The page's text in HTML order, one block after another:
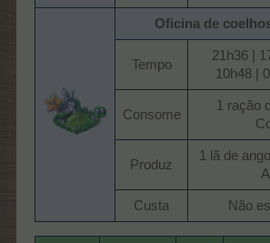
Oficina de
Tempo​
21h36 |
10h48 |
Consome​
1 ração
Produz​
1 lã de
Custa​ Não